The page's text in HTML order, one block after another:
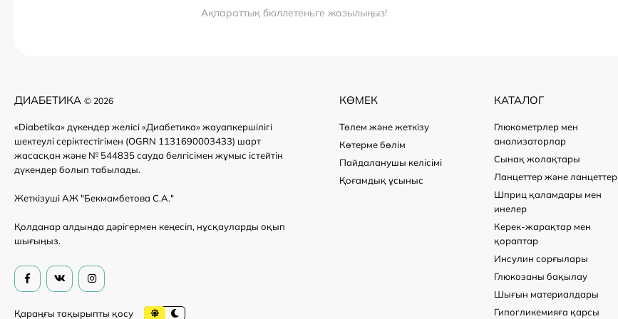
Ақпараттық бюллетеньге жазылыңыз!
ДИАБЕТИКА © 2026
«Diabetika» дүкендер желісі «Диабетика» жауапкершілігі
шектеулі серіктестігімен (OGRN 1131690003433) шарт
жасасқан және № 544835 сауда белгісімен жұмыс істейтін
дүкендер болып табылады.
Жеткізуші АЖ "Бекмамбетова С.А."
Қолданар алдында дәрігермен кеңесіп, нұсқауларды оқып
шығыңыз.
КӨМЕК
Төлем және жеткізу
Көтерме бөлім
Пайдаланушы келісімі
Қоғамдық ұсыныс
КАТАЛОГ
Глюкометрлер мен
анализаторлар
Сынақ жолақтары
Ланцеттер және ланцеттер
Шприц қаламдары мен
инелер
Керек-жарақтар мен
қораптар
Инсулин сорғылары
Глюкозаны бақылау
Шығын материалдары
Гипогликемияға қарсы